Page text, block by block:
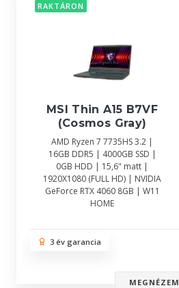
RAKTÁRON
MSI Thin A15 B7VF
(Cosmos Gray)
AMD Ryzen 7 7735HS 3.2 |
16GB DDR5 | 4000GB SSD |
0GB HDD | 15,6" matt |
1920X1080 (FULL HD) | NVIDIA
GeForce RTX 4060 8GB | W11
HOME
3 év garancia
MEGNÉZEM